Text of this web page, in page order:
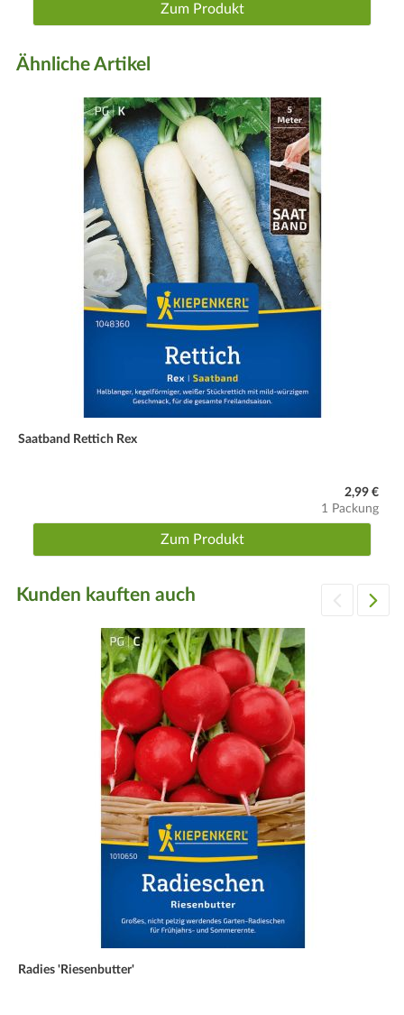
Zum Produkt
Ähnliche Artikel
Saatband Rettich Rex
2,99 €
1 Packung
Zum Produkt
Kunden kauften auch
Radies 'Riesenbutter'